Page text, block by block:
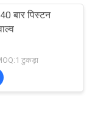
बार पिस्टन
टुकड़ा